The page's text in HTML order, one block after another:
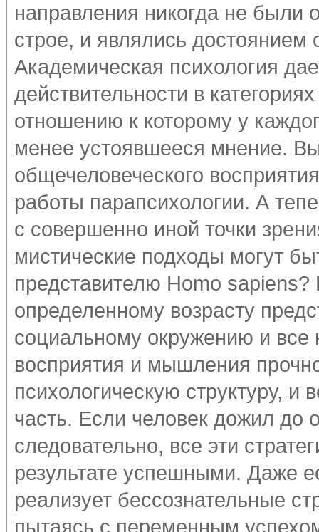
направления никогда не
строе, и являлись достоянием
Академическая психология
действительности в
отношению к которому у
менее устоявшееся мнение.
общечеловеческого
работы парапсихологии. А
с совершенно иной точки
мистические подходы могут
представителю Homo
определенному возрасту
социальному окружению и
восприятия и мышления
психологическую структуру,
часть. Если человек дожил до
следовательно, все эти
результате успешными. Даже
реализует бессознательные
пытаясь с переменным